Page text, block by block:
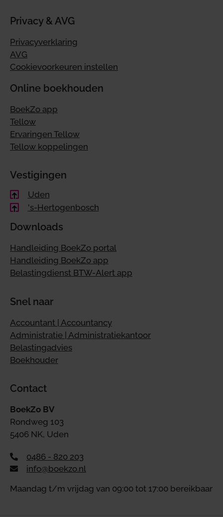
Privacy & AVG
Privacyverklaring
AVG
Cookievoorkeuren instellen
Online boekhouden
BoekZo app
Tellow
Ervaringen Tellow
Tellow koppelingen
Vestigingen
Uden
's-Hertogenbosch
Downloads
Handleiding BoekZo portal
Handleiding BoekZo app
Belastingdienst BTW-Alert app
Snel naar
Accountant | Accountancy
Administratie | Administratiekantoor
Belastingadvies
Boekhouder
Contact
BoekZo BV
Rondweg 103
5406 NK, Uden
0486 - 820 203
info@boekzo.nl
Maandag t/m vrijdag van 09:00 tot 17:00 bereikbaar